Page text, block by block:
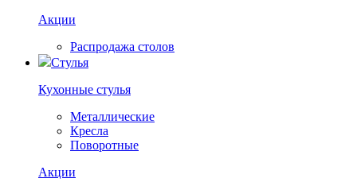
Акции
Распродажа столов
Стулья
Кухонные стулья
Металлические
Кресла
Поворотные
Акции